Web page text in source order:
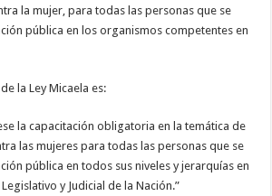
la mujer, para todas las personas que se
pública en los organismos competentes en
la Ley Micaela es:
la capacitación obligatoria en la temática de
las mujeres para todas las personas que se
pública en todos sus niveles y jerarquías en
y Judicial de la Nación.”